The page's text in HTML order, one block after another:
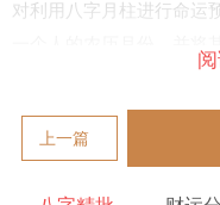
对利用八字月柱进行命运
属性以及与其他干支的相
从可以通过八字月柱的五
制定相应的发展策略。在
，更好地调整自己的心
上一篇